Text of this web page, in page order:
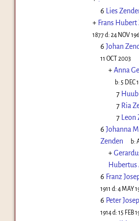
6 Lies
+ Frans Hubert
1877d: 24 NOV
6 Johan
11 OCT 2003
+Anna
b: 5 DEC
7
7 Ria
7 Leon
6 Johanna
Zenden
b:
+
Hubertus
6 Franz
1911 d: 4 MAY
6 Peter
1914d: 15 FEB